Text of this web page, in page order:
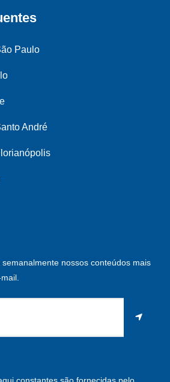
Paulo
André
nossos conteúdos mais